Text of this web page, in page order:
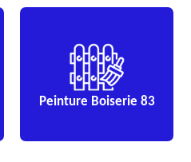
Peinture Boiserie 83